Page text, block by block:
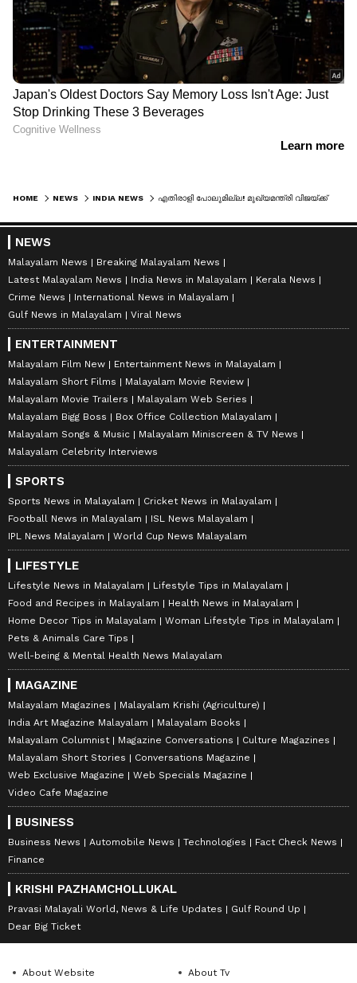
HOME NEWS INDIA NEWS എതിരാളി പോലുമില്ല! മുഖ്യമന്ത്രി വിജയ്ക്ക് നിയമസഭയിൽ ആദ്യ രാഷ്ട്രീയ വിജയം, ജെസിഡി പ്രഭാകർ സ്പീക്കറായി തെരഞ്ഞെടുക്കപ്പെട്ടു
NEWS
Malayalam News
Breaking Malayalam News
Latest Malayalam News
India News in Malayalam
Kerala News
Crime News
International News in Malayalam
Gulf News in Malayalam
Viral News
ENTERTAINMENT
Malayalam Film New
Entertainment News in Malayalam
Malayalam Short Films
Malayalam Movie Review
Malayalam Movie Trailers
Malayalam Web Series
Malayalam Bigg Boss
Box Office Collection Malayalam
Malayalam Songs & Music
Malayalam Miniscreen & TV News
Malayalam Celebrity Interviews
SPORTS
Sports News in Malayalam
Cricket News in Malayalam
Football News in Malayalam
ISL News Malayalam
IPL News Malayalam
World Cup News Malayalam
LIFESTYLE
Lifestyle News in Malayalam
Lifestyle Tips in Malayalam
Food and Recipes in Malayalam
Health News in Malayalam
Home Decor Tips in Malayalam
Woman Lifestyle Tips in Malayalam
Pets & Animals Care Tips
Well-being & Mental Health News Malayalam
MAGAZINE
Malayalam Magazines
Malayalam Krishi (Agriculture)
India Art Magazine Malayalam
Malayalam Books
Malayalam Columnist
Magazine Conversations
Culture Magazines
Malayalam Short Stories
Conversations Magazine
Web Exclusive Magazine
Web Specials Magazine
Video Cafe Magazine
BUSINESS
Business News Automobile News Technologies
Fact Check News
Finance
KRISHI PAZHAMCHOLLUKAL
Pravasi Malayali World, News & Life Updates
Gulf Round Up
Dear Big Ticket
About Website About Tv